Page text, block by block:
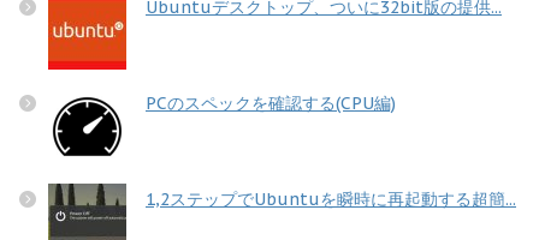
Ubuntuデスクトップ、ついに32bit版の提供...
PCのスペックを確認する(CPU編)
1,2ステップでUbuntuを瞬時に再起動する超簡...